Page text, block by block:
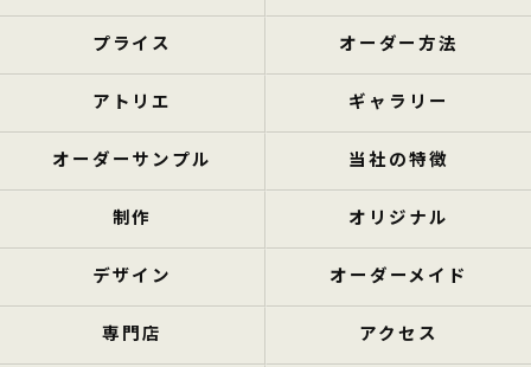
プライス オーダー方法
アトリエ ギャラリー
オーダーサンプル 当社の特徴
制作 オリジナル
デザイン オーダーメイド
専門店 アクセス